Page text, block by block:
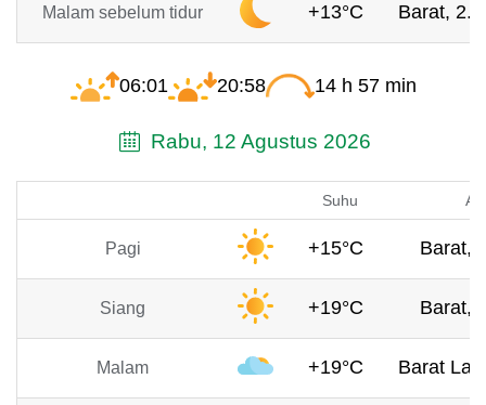
Malam sebelum tidur +13°C Barat,
06:01 20:58 14 h 57 min
Rabu, 12 Agustus 2026
Suhu
Pagi +15°C Barat,
Siang +19°C Barat,
Malam +19°C Barat